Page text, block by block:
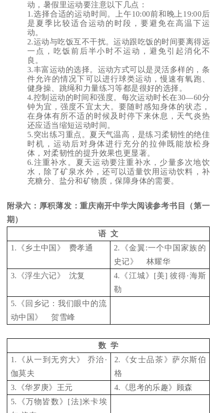
动，暑假里运动要注意以下几点：
1.选择合适的运动时间。上午10:00前和晚上19:00后
是夏季比较适合运动的时段，要避免在高温下运
动。
2.运动与吃饭互不干扰。运动跟吃饭的时间要离得远
一点，吃饭前后半小时不运动，避免引起消化不
良。
3.丰富运动的选择。运动方式可以是灵活多样的，条
件允许的情况下可以进行球类运动，慢速有氧跑、
健身操、跳绳和力量练习等都是很好的选择。
4.控制运动的时间和强度。每次运动时长在30—60分
钟为宜，强度不宜太大。要随时感知身体的状态，
在身体有所不适的时候及时停下来休息，天气炎热
还应适当缩短运动时间。
5.突出练习重点。夏天气温高，是练习柔韧性的绝佳
时机，运动后对身体进行充分的拉伸既能放松身
体，对柔韧性的提升效果也更显著。
6.注重补水。夏天运动要注重补水，少量多次地饮
水，除了矿泉水外，还可以适量饮用运动饮料，补
充糖分、盐分和矿物质，保障身体的需要。
附录六：厚积薄发：重庆南开中学大阅读参考书目（第一
期）
语 文
1.
《乡土中国》 费孝通 2.
《金翼:一个中国家族的
史记》 林耀华
3.
《浮生六记》 沈复 4.
《江城》[美] 彼得·海斯
勒
5.
《回乡记：我们眼中的流
动中国》 贺雪峰
数 学
1.
《从一到无穷大》 乔治·
伽莫夫
2.
《女士品茶》萨尔斯伯
格
3.
《华罗庚》王元 4.
《思考的乐趣》顾森
5.
《万物皆数》[法]米卡埃